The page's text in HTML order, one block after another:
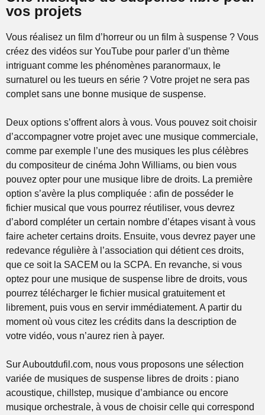
vos projets
Vous réalisez un film d’horreur ou un film à suspense ? Vous
créez des vidéos sur YouTube pour parler d’un thème
intriguant comme les phénomènes paranormaux, le
surnaturel ou les tueurs en série ? Votre projet ne sera pas
complet sans une bonne musique de suspense.
Deux options s’offrent alors à vous. Vous pouvez soit choisir
d’accompagner votre projet avec une musique commerciale,
comme par exemple l’une des musiques les plus célèbres
du compositeur de cinéma John Williams, ou bien vous
pouvez opter pour une musique libre de droits. La première
option s’avère la plus compliquée : afin de posséder le
fichier musical que vous pourrez réutiliser, vous devrez
d’abord compléter un certain nombre d’étapes visant à vous
faire acheter certains droits. Ensuite, vous devrez payer une
redevance régulière à l’association qui détient ces droits,
que ce soit la SACEM ou la SCPA. En revanche, si vous
optez pour une musique de suspense libre de droits, vous
pourrez télécharger le fichier musical gratuitement et
librement, puis vous en servir immédiatement. A partir du
moment où vous citez les crédits dans la description de
votre vidéo, vous n’aurez rien à payer.
Sur Auboutdufil.com, nous vous proposons une sélection
variée de musiques de suspense libres de droits : piano
acoustique, chillstep, musique d’ambiance ou encore
musique orchestrale, à vous de choisir celle qui correspond